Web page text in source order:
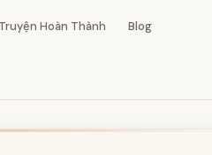
Truyện Hoàn Thành Blog